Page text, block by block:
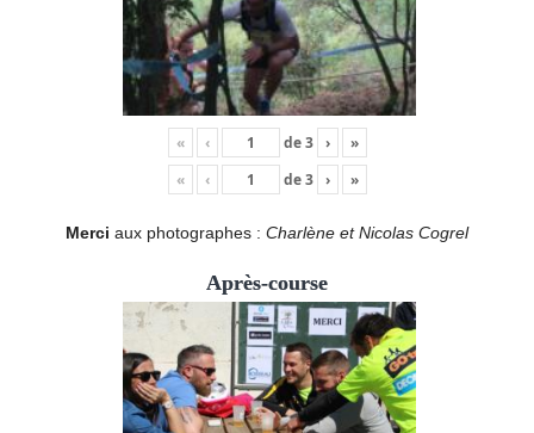
« ‹ de3 ›
»
«
‹ de3 › »
Merci aux photographes : Charlène et Nicolas Cogrel
Après-course